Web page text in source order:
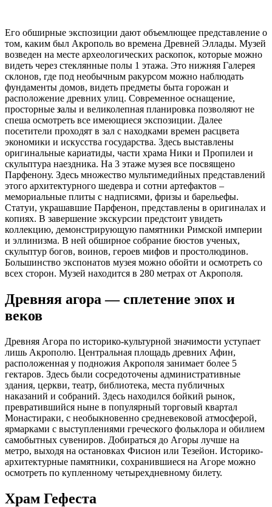
Его обширные экспозиции дают объемлющее представление о
том, каким был Акрополь во времена Древней Эллады. Музей
возведен на месте археологических раскопок, которые можно
видеть через стеклянные полы 1 этажа. Это нижняя Галерея
склонов, где под необычным ракурсом можно наблюдать
фундаменты домов, видеть предметы быта горожан и
расположение древних улиц. Современное оснащение,
просторные залы и великолепная планировка позволяют не
спеша осмотреть все имеющиеся экспозиции. Далее
посетители проходят в зал с находками времен расцвета
экономики и искусства государства. Здесь выставлены
оригинальные кариатиды, части храма Ники и Пропилеи и
скульптура наездника. На 3 этаже музея все посвящено
Парфенону. Здесь множество мультимедийных представлений
этого архитектурного шедевра и сотни артефактов –
мемориальные плиты с надписями, фризы и барельефы.
Статуи, украшавшие Парфенон, представлены в оригиналах и
копиях. В завершение экскурсии предстоит увидеть
коллекцию, демонстрирующую памятники Римской империи
и эллинизма. В ней обширное собрание бюстов ученых,
скульптур богов, воинов, героев мифов и простолюдинов.
Большинство экспонатов музея можно обойти и осмотреть со
всех сторон. Музей находится в 280 метрах от Акрополя.
Древняя агора — сплетение эпох и
веков
Древняя Агора по историко-культурной значимости уступает
лишь Акрополю. Центральная площадь древних Афин,
расположенная у подножия Акрополя занимает более 5
гектаров. Здесь были сосредоточены административные
здания, церкви, театр, библиотека, места публичных
наказаний и собраний. Здесь находился бойкий рынок,
превратившийся ныне в популярный торговый квартал
Монастираки, с необыкновенно средневековой атмосферой,
ярмарками с выступлениями греческого фольклора и обилием
самобытных сувениров. Добираться до Агоры лучше на
метро, выходя на остановках Фисион или Тезейон. Историко-
архитектурные памятники, сохранившиеся на Агоре можно
осмотреть по купленному четырехдневному билету.
Храм Гефеста